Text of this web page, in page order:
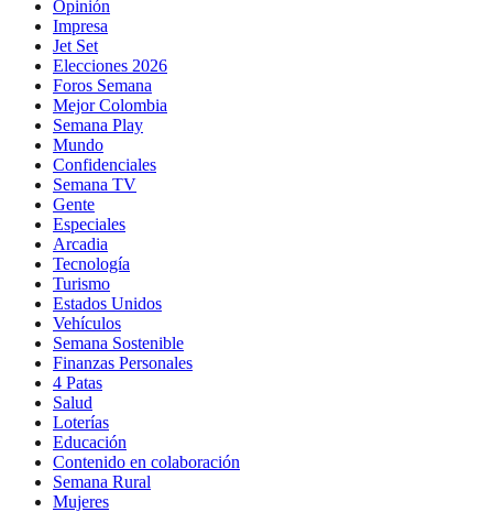
Opinión
Impresa
Jet Set
Elecciones 2026
Foros Semana
Mejor Colombia
Semana Play
Mundo
Confidenciales
Semana TV
Gente
Especiales
Arcadia
Tecnología
Turismo
Estados Unidos
Vehículos
Semana Sostenible
Finanzas Personales
4 Patas
Salud
Loterías
Educación
Contenido en colaboración
Semana Rural
Mujeres